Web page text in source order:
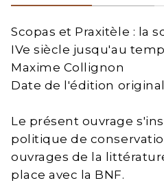
Scopas et Praxitèle : la
IVe siècle jusqu'au
Maxime Collignon
Date de l'édition
Le présent ouvrage
politique de
ouvrages de la
place avec la BNF.